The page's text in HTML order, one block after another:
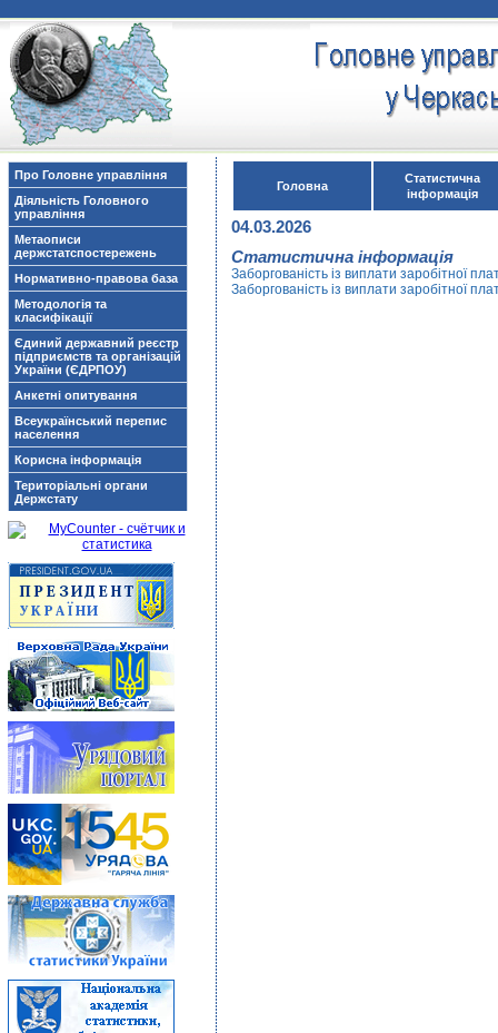
Про Головне управління
Діяльність Головного
управління
Метаописи
держстатспостережень
Нормативно-правова база
Методологія та
класифікації
Єдиний державний реєстр
підприємств та організацій
України (ЄДРПОУ)
Анкетні опитування
Всеукраїнський перепис
населення
Корисна інформація
Територіальні органи
Держстату
Головна
Статистична
інформація
04.03.2026
Статистична інформація
Заборгованість із виплати заробітної
Заборгованість із виплати заробітної